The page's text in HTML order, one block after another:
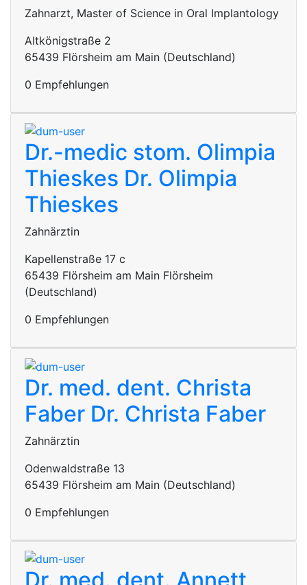
Zahnarzt, Master of Science in Oral Implantology
Altkönigstraße 2
65439 Flörsheim am Main (Deutschland)
0 Empfehlungen
Dr.-medic stom. Olimpia
Thieskes Dr. Olimpia
Thieskes
Zahnärztin
Kapellenstraße 17 c
65439 Flörsheim am Main Flörsheim
(Deutschland)
0 Empfehlungen
Dr. med. dent. Christa
Faber Dr. Christa Faber
Zahnärztin
Odenwaldstraße 13
65439 Flörsheim am Main (Deutschland)
0 Empfehlungen